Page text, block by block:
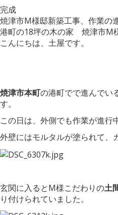
完成
焼津市M様邸新築工事、作業の
港町の18坪の木の家 焼津市M
こんにちは、土屋です。
焼津市本町の港町でで進んでいる
す。
この日は、外側でも作業が進行中
外壁にはモルタルが塗られて、
玄関に入るとM様こだわりの土
り付けられていました。